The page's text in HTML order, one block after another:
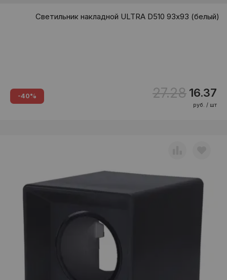
Светильник накладной ULTRA D510 93х93 (белый)
-40% 27.28 16.37
руб. / шт